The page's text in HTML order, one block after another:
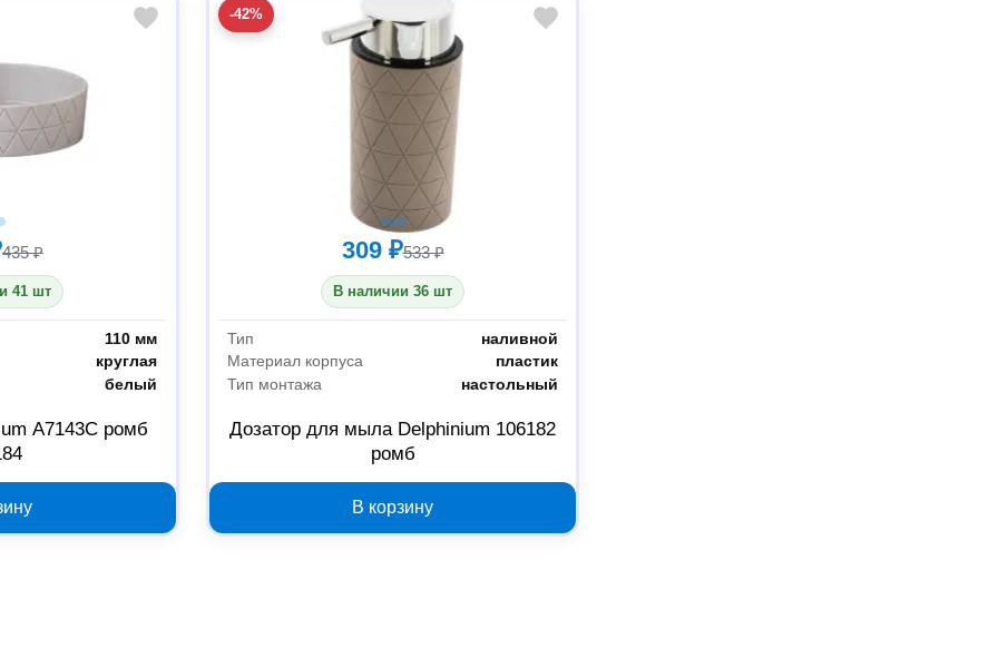
435 ₽
41 шт
110 мм
круглая
белый
А7143С ромб
-42%
309 ₽533 ₽
В наличии 36 шт
Тип
наливной
Материал корпуса
пластик
Тип монтажа
настольный
Дозатор для мыла Delphinium 106182
ромб
В корзину